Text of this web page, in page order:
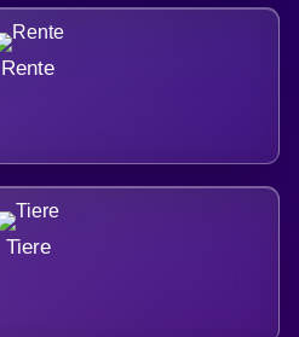
Rente
Tiere